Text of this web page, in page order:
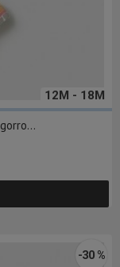
12M - 18M
-30 %